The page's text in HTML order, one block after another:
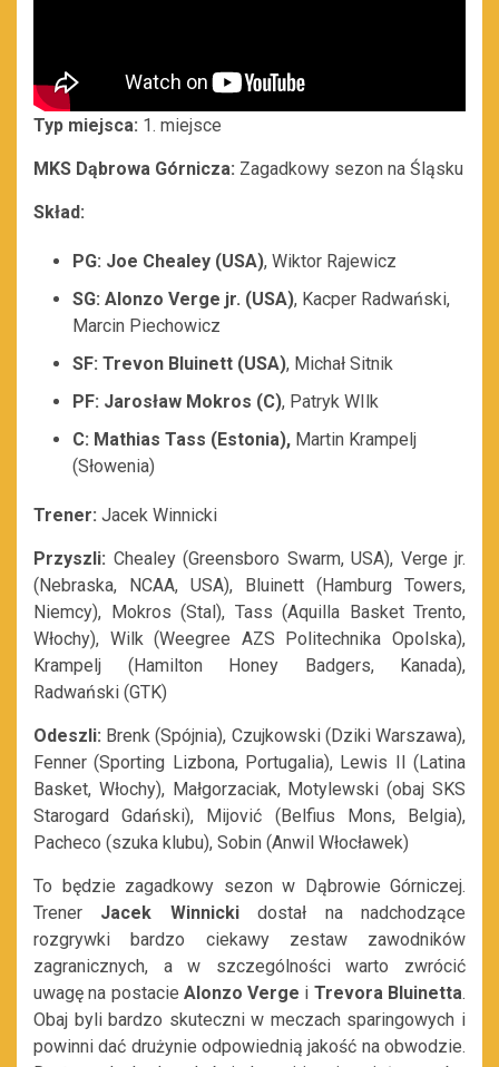
Typ miejsca: 1. miejsce
MKS Dąbrowa Górnicza: Zagadkowy sezon na Śląsku
Skład:
PG: Joe Chealey (USA), Wiktor Rajewicz
SG: Alonzo Verge jr. (USA), Kacper Radwański,
Marcin Piechowicz
SF: Trevon Bluinett (USA), Michał Sitnik
PF: Jarosław Mokros (C), Patryk WIlk
C: Mathias Tass (Estonia), Martin Krampelj
(Słowenia)
Trener: Jacek Winnicki
Przyszli: Chealey (Greensboro Swarm, USA), Verge jr.
(Nebraska, NCAA, USA), Bluinett (Hamburg Towers,
Niemcy), Mokros (Stal), Tass (Aquilla Basket Trento,
Włochy), Wilk (Weegree AZS Politechnika Opolska),
Krampelj (Hamilton Honey Badgers, Kanada),
Radwański (GTK)
Odeszli: Brenk (Spójnia), Czujkowski (Dziki Warszawa),
Fenner (Sporting Lizbona, Portugalia), Lewis II (Latina
Basket, Włochy), Małgorzaciak, Motylewski (obaj SKS
Starogard Gdański), Mijović (Belfius Mons, Belgia),
Pacheco (szuka klubu), Sobin (Anwil Włocławek)
To będzie zagadkowy sezon w Dąbrowie Górniczej.
Trener Jacek Winnickidostał na nadchodzące
rozgrywki bardzo ciekawy zestaw zawodników
zagranicznych, a w szczególności warto zwrócić
uwagę na postacie Alonzo Verge i Trevora Bluinetta.
Obaj byli bardzo skuteczni w meczach sparingowych i
powinni dać drużynie odpowiednią jakość na obwodzie.